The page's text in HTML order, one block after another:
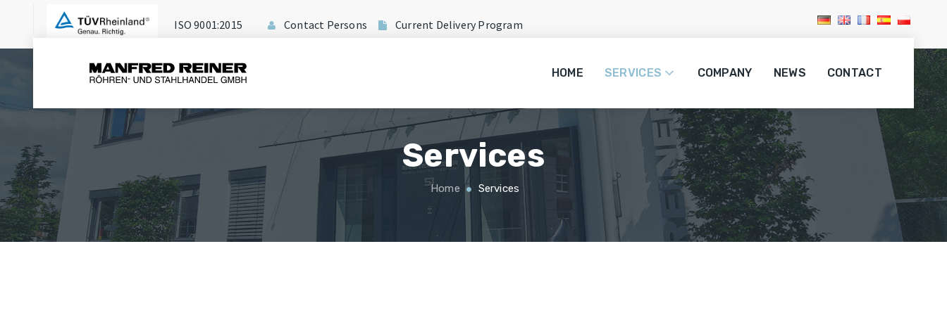
ISO 9001:2015 Contact Persons Current Delivery Program
HOME SERVICES COMPANY NEWS CONTACT
Services
Home Services